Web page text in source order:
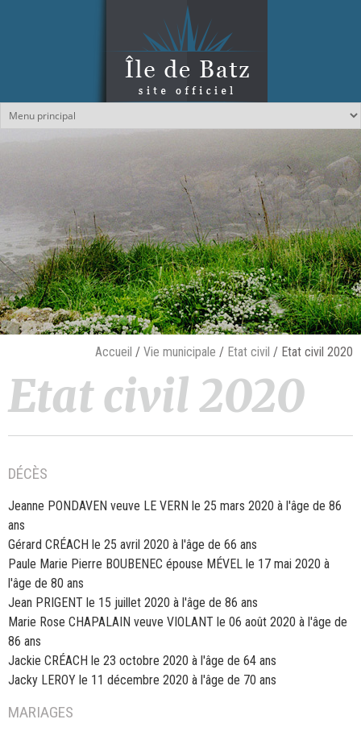
Accueil / Vie municipale / Etat civil / Etat civil 2020
Etat civil 2020
DÉCÈS
Jeanne PONDAVEN veuve LE VERN le 25 mars 2020 à l'âge de 86
ans
Gérard CRÉACH le 25 avril 2020 à l'âge de 66 ans
Paule Marie Pierre BOUBENEC épouse MÉVEL le 17 mai 2020 à
l'âge de 80 ans
Jean PRIGENT le 15 juillet 2020 à l'âge de 86 ans
Marie Rose CHAPALAIN veuve VIOLANT le 06 août 2020 à l'âge de
86 ans
Jackie CRÉACH le 23 octobre 2020 à l'âge de 64 ans
Jacky LEROY le 11 décembre 2020 à l'âge de 70 ans
MARIAGES